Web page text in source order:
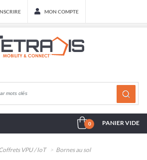
MON COMPTE
0 PANIER VIDE
VPU / IoT Bornes au sol